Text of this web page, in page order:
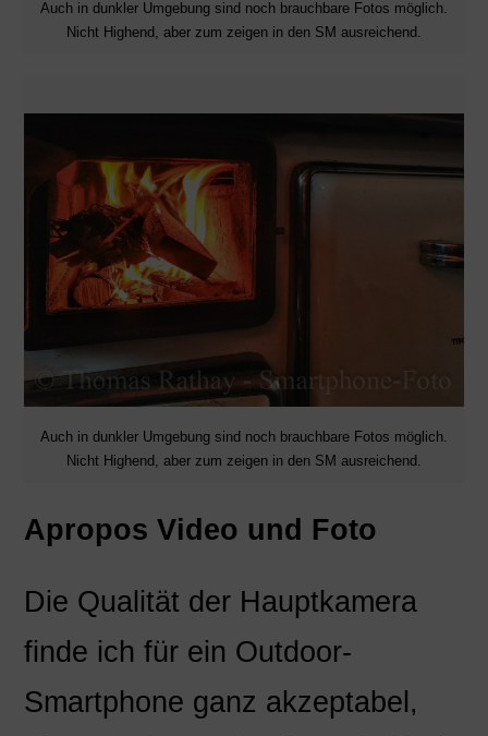
Auch in dunkler Umgebung sind noch brauchbare Fotos möglich.
Nicht Highend, aber zum zeigen in den SM ausreichend.
Auch in dunkler Umgebung sind noch brauchbare Fotos möglich.
Nicht Highend, aber zum zeigen in den SM ausreichend.
Apropos Video und Foto
Die Qualität der Hauptkamera
finde ich für ein Outdoor-
Smartphone ganz akzeptabel,